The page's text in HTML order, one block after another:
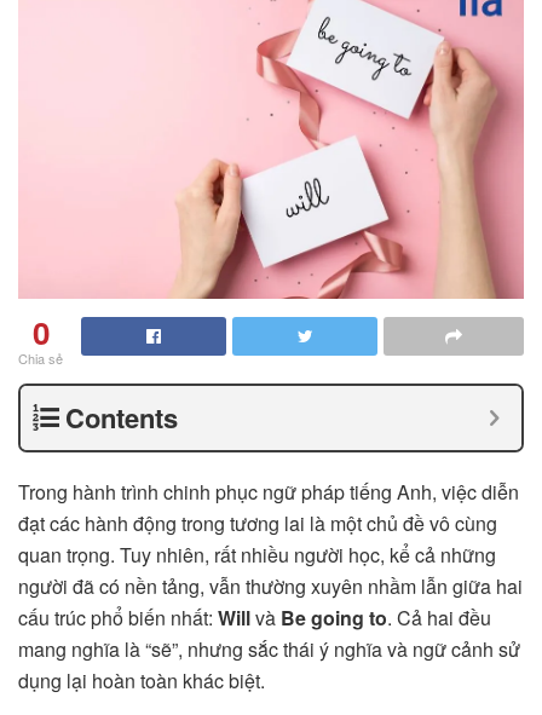
0
Chia sẻ
Contents
Trong hành trình chinh phục ngữ pháp tiếng Anh, việc diễn
đạt các hành động trong tương lai là một chủ đề vô cùng
quan trọng. Tuy nhiên, rất nhiều người học, kể cả những
người đã có nền tảng, vẫn thường xuyên nhầm lẫn giữa hai
cấu trúc phổ biến nhất: Willvà Be going to. Cả hai đều
mang nghĩa là “sẽ”, nhưng sắc thái ý nghĩa và ngữ cảnh sử
dụng lại hoàn toàn khác biệt.